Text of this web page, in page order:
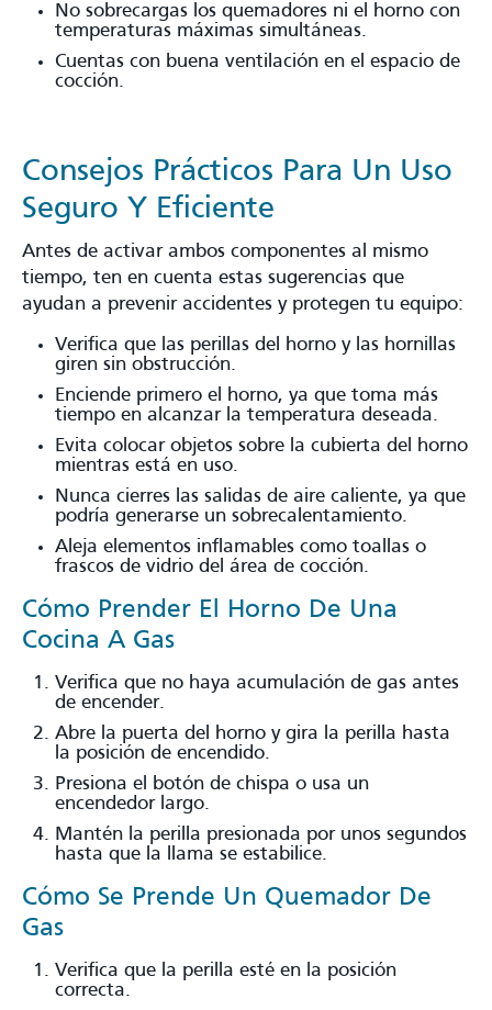
No sobrecargas los quemadores ni el horno con
temperaturas máximas simultáneas.
Cuentas con buena ventilación en el espacio de
cocción.
Consejos Prácticos Para Un Uso
Seguro Y Eficiente
Antes de activar ambos componentes al mismo
tiempo, ten en cuenta estas sugerencias que
ayudan a prevenir accidentes y protegen tu equipo:
Verifica que las perillas del horno y las hornillas
giren sin obstrucción.
Enciende primero el horno, ya que toma más
tiempo en alcanzar la temperatura deseada.
Evita colocar objetos sobre la cubierta del horno
mientras está en uso.
Nunca cierres las salidas de aire caliente, ya que
podría generarse un sobrecalentamiento.
Aleja elementos inflamables como toallas o
frascos de vidrio del área de cocción.
Cómo Prender El Horno De Una
Cocina A Gas
Verifica que no haya acumulación de gas antes
de encender.
Abre la puerta del horno y gira la perilla hasta
la posición de encendido.
Presiona el botón de chispa o usa un
encendedor largo.
Mantén la perilla presionada por unos segundos
hasta que la llama se estabilice.
Cómo Se Prende Un Quemador De
Gas
Verifica que la perilla esté en la posición
correcta.